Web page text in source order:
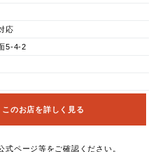
応
5-4-2
このお店を詳しく見る
式ページ等をご確認ください。